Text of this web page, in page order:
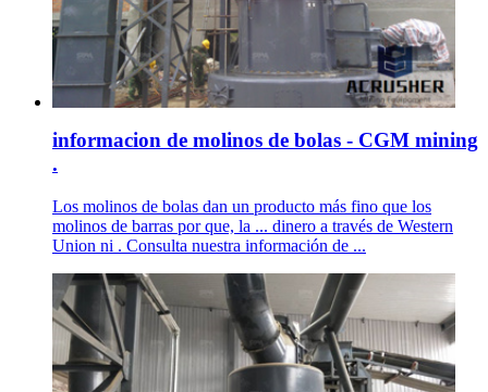
informacion de molinos de bolas - CGM mining
.
Los molinos de bolas dan un producto más fino que los
molinos de barras por que, la ... dinero a través de Western
Union ni . Consulta nuestra información de ...